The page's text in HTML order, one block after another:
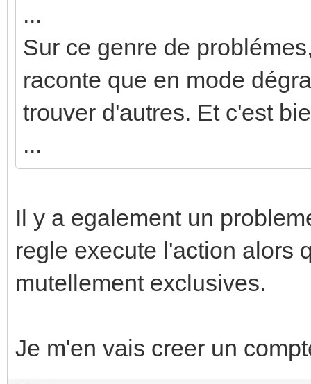
...
Sur ce genre de
raconte que en mode
trouver d'autres. Et c'est
...
Il y a egalement un
regle execute l'action alors
mutellement exclusives.
Je m'en vais creer un